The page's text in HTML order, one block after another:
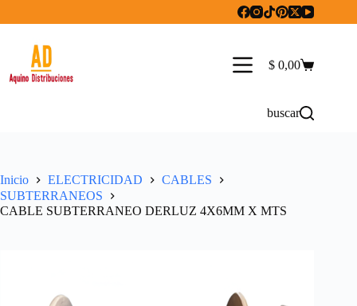
Carro
$ 0,00
buscar
Inicio ELECTRICIDAD
CABLES
SUBTERRANEOS
CABLE SUBTERRANEO DERLUZ 4X6MM X MTS